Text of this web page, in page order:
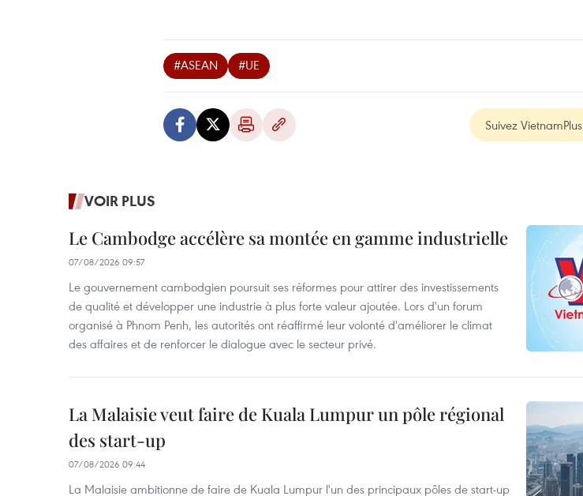
#ASEAN #UE
Suivez VietnamPlus
VOIR PLUS
Le Cambodge accélère sa montée en gamme industrielle
07/08/2026 09:57
Le gouvernement cambodgien poursuit ses réformes pour attirer des investissements
de qualité et développer une industrie à plus forte valeur ajoutée. Lors d'un forum
organisé à Phnom Penh, les autorités ont réaffirmé leur volonté d'améliorer le climat
des affaires et de renforcer le dialogue avec le secteur privé.
La Malaisie veut faire de Kuala Lumpur un pôle régional
des start-up
07/08/2026 09:44
La Malaisie ambitionne de faire de Kuala Lumpur l'un des principaux pôles de start-up